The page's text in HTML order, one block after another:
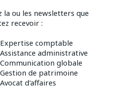
la ou les newsletters que
recevoir :
comptable
administrative
globale
de patrimoine
d'affaires